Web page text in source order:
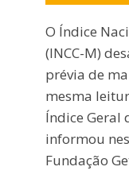
O Índice
(INCC-M)
prévia de
mesma
Índice Geral
informou
Fundação